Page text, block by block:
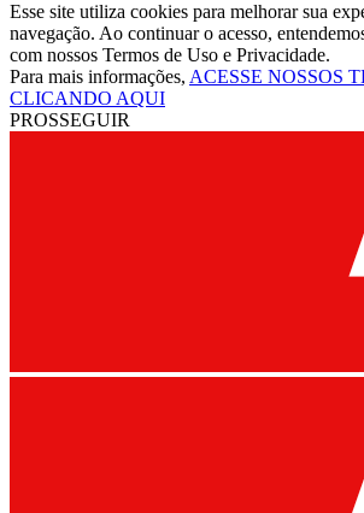
Esse site utiliza cookies para melhorar sua
navegação. Ao continuar o acesso,
com nossos Termos de Uso e Privacidade.
Para mais informações, ACESSE NOSSOS
CLICANDO AQUI
PROSSEGUIR